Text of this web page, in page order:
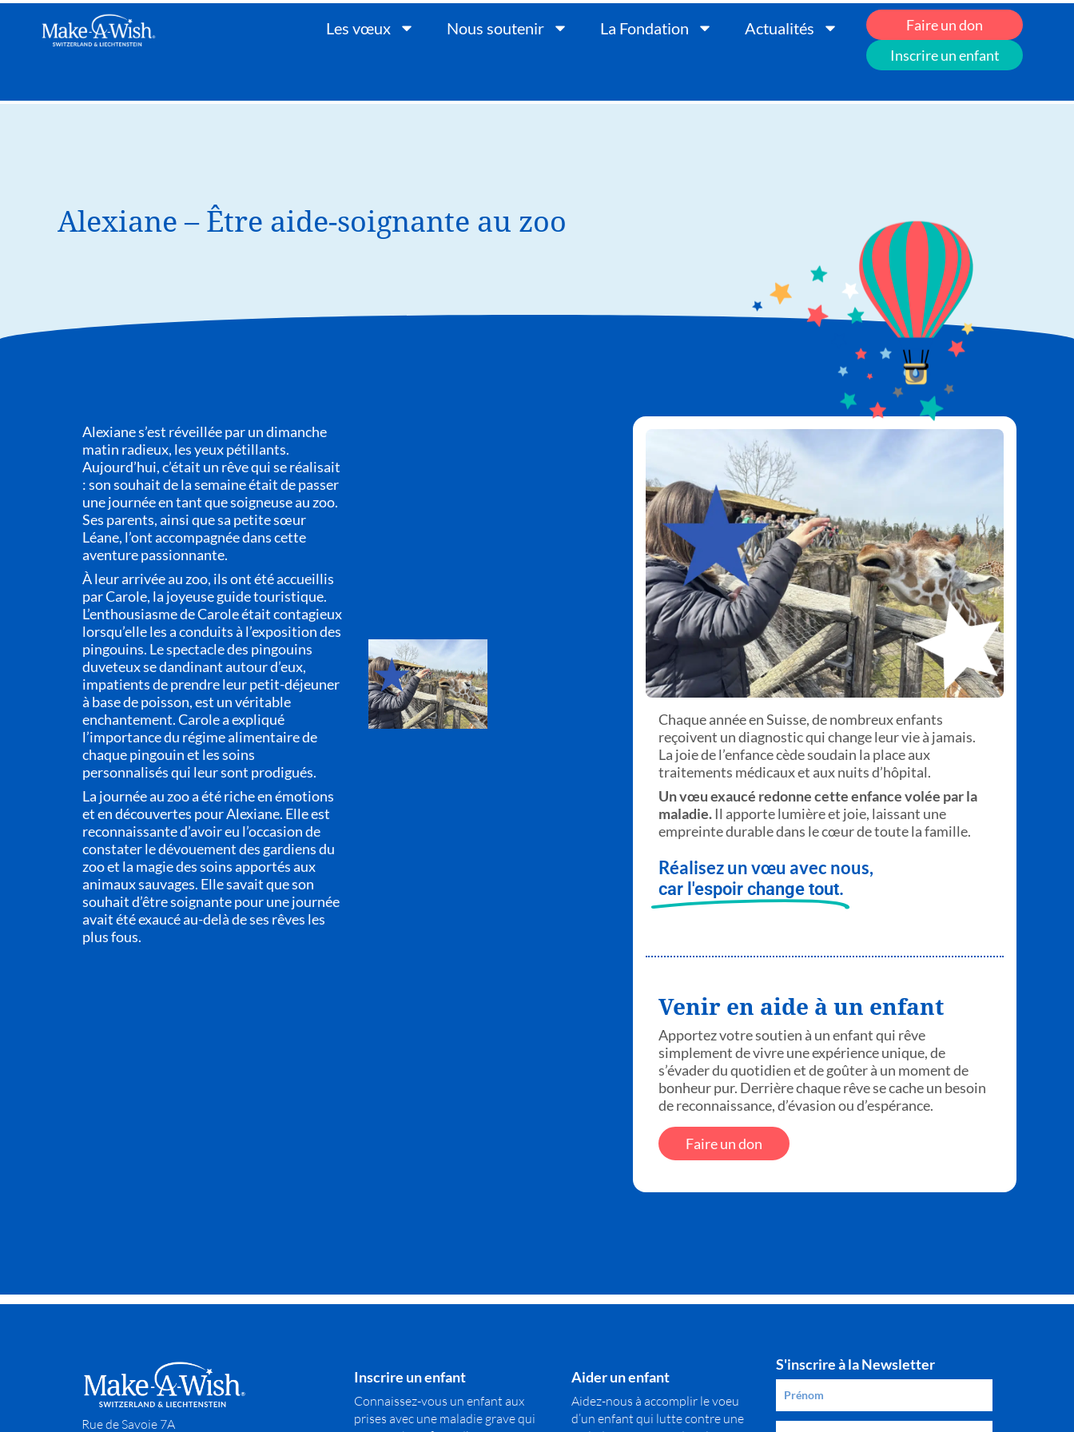
Les vœux Nous soutenir La Fondation Actualités
Faire un don
Inscrire un enfant
Alexiane – Être aide-soignante au zoo
Alexiane s’est réveillée par un dimanche
matin radieux, les yeux pétillants.
Aujourd’hui, c’était un rêve qui se réalisait
: son souhait de la semaine était de passer
une journée en tant que soigneuse au zoo.
Ses parents, ainsi que sa petite sœur
Léane, l’ont accompagnée dans cette
aventure passionnante.
À leur arrivée au zoo, ils ont été accueillis
par Carole, la joyeuse guide touristique.
L’enthousiasme de Carole était contagieux
lorsqu’elle les a conduits à l’exposition des
pingouins. Le spectacle des pingouins
duveteux se dandinant autour d’eux,
impatients de prendre leur petit-déjeuner
à base de poisson, est un véritable
enchantement. Carole a expliqué
l’importance du régime alimentaire de
chaque pingouin et les soins
personnalisés qui leur sont prodigués.
La journée au zoo a été riche en émotions
et en découvertes pour Alexiane. Elle est
reconnaissante d’avoir eu l’occasion de
constater le dévouement des gardiens du
zoo et la magie des soins apportés aux
animaux sauvages. Elle savait que son
souhait d’être soignante pour une journée
avait été exaucé au-delà de ses rêves les
plus fous.
Chaque année en Suisse, de nombreux enfants
reçoivent un diagnostic qui change leur vie à jamais.
La joie de l’enfance cède soudain la place aux
traitements médicaux et aux nuits d’hôpital.
Un vœu exaucé redonne cette enfance volée par la
maladie. Il apporte lumière et joie, laissant une
empreinte durable dans le cœur de toute la famille.
Réalisez un vœu avec nous,
car l'espoir change tout.
Venir en aide à un enfant
Apportez votre soutien à un enfant qui rêve
simplement de vivre une expérience unique, de
s’évader du quotidien et de goûter à un moment de
bonheur pur. Derrière chaque rêve se cache un besoin
de reconnaissance, d’évasion ou d’espérance.
Faire un don
Rue de Savoie 7A
Inscrire un enfant
Connaissez-vous un enfant aux
prises avec une maladie grave qui
Aider un enfant
Aidez-nous à accomplir le voeu
d’un enfant qui lutte contre une
S'inscrire à la Newsletter